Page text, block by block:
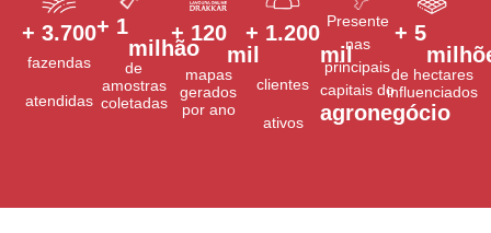
fazendas
atendidas
+ 3.700
de
amostras
coletadas
+ 1
milhão
mapas
gerados
por ano
+ 120
mil
clientes
ativos
+ 1.200
mil
Presente
nas
principais
capitais do
agronegócio
de hectares
influenciados
+ 5